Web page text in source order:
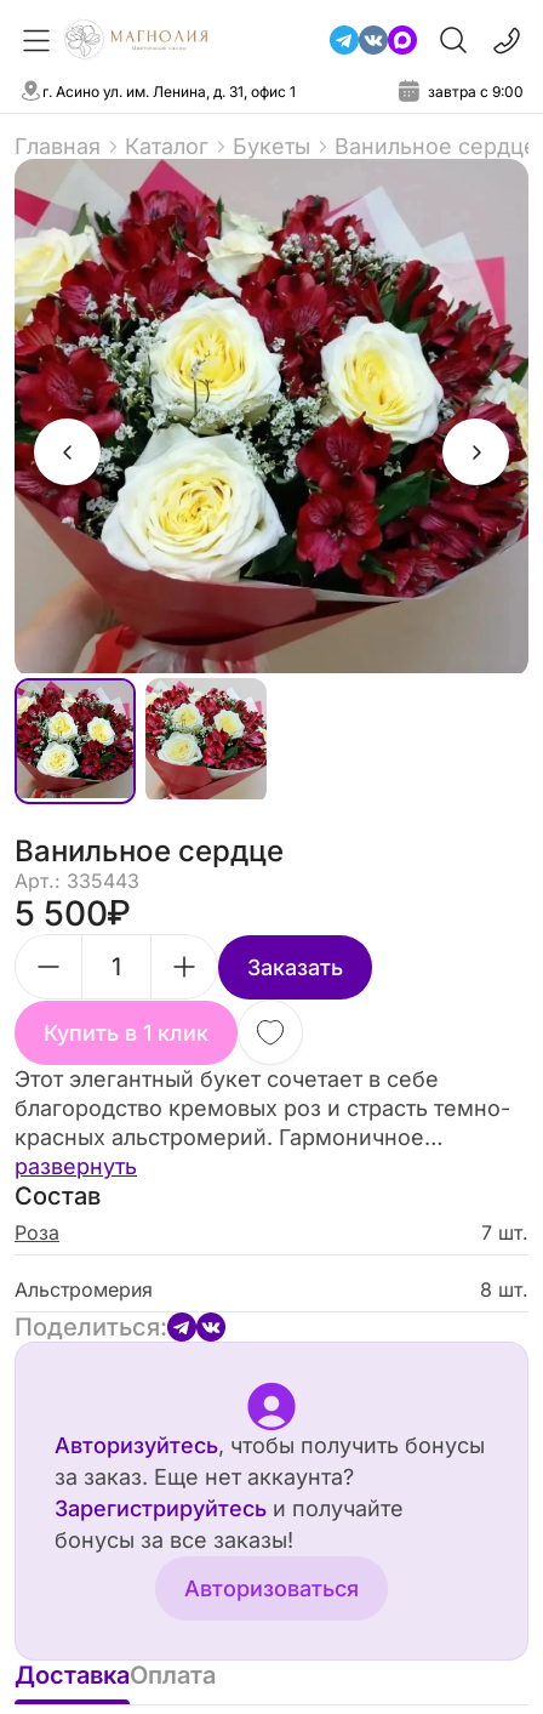
г. Асино ул. им. Ленина, д. 31, офис 1 завтра с 9:00
Главная Каталог Букеты Ванильное сердце
Ванильное сердце
Арт.: 335443
5 500
Заказать
Купить в 1 клик
Этот элегантный букет сочетает в себе
благородство кремовых роз и страсть темно-
красных альстромерий. Гармоничное
переплетение изящных лепестков создает
утонченную композицию, наполненную
ароматом лета.
развернуть
Состав
Роза 7 шт.
Альстромерия 8 шт.
Поделиться:
Авторизуйтесь, чтобы получить бонусы
за заказ. Еще нет аккаунта?
Зарегистрируйтесь и получайте
бонусы за все заказы!
Авторизоваться
ДоставкаОплата